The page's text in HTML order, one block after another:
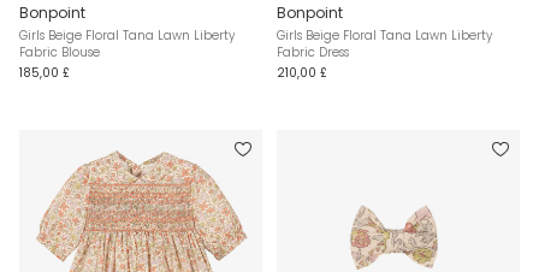
Bonpoint
Girls Beige Floral Tana Lawn Liberty
Fabric Blouse
185,00 £
Bonpoint
Girls Beige Floral Tana Lawn Liberty
Fabric Dress
210,00 £